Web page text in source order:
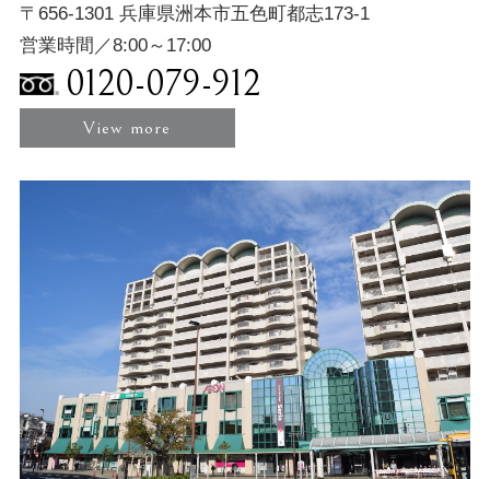
〒656-1301 兵庫県洲本市五色町都志173-1
営業時間／8:00～17:00
0120-079-912
View more